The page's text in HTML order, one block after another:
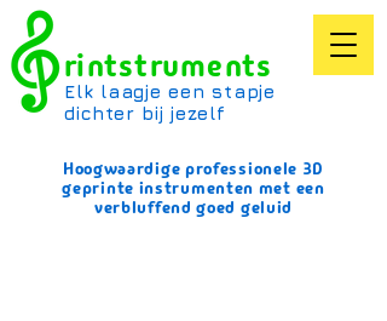
Hoogwaardige professionele 3D
geprinte instrumenten met een
verbluffend goed geluid
rintstruments
Elk laagje een stapje
dichter bij jezelf